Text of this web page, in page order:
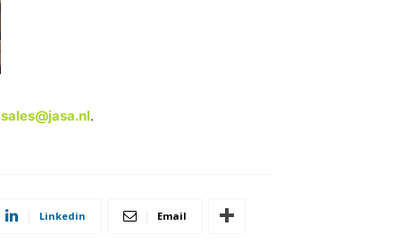
sales@jasa.nl.
Linkedin Email